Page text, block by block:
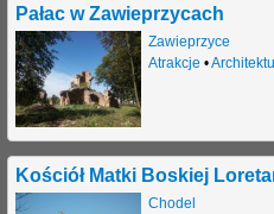
Pałac w Zawieprzycach
Zawieprzyce
Atrakcje •
Kościół Matki Boskiej
Chodel